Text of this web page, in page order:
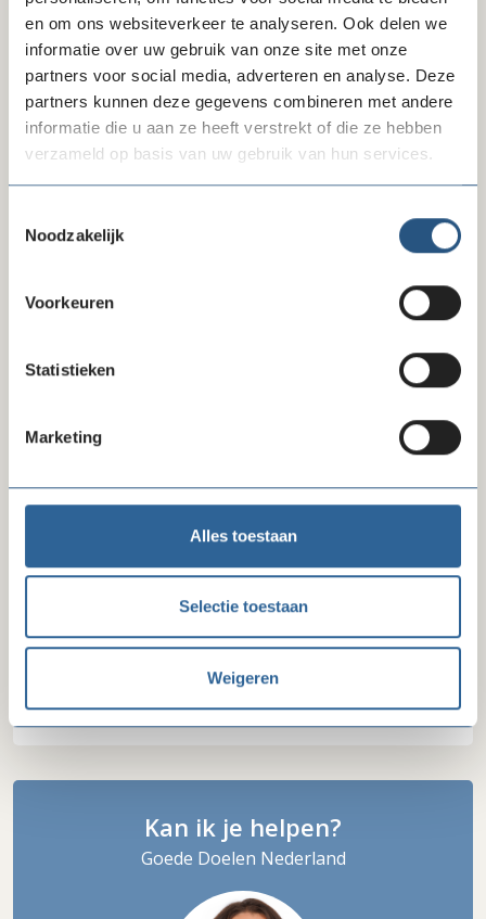
en om ons websiteverkeer te analyseren. Ook delen we
informatie over uw gebruik van onze site met onze
partners voor social media, adverteren en analyse. Deze
partners kunnen deze gegevens combineren met andere
informatie die u aan ze heeft verstrekt of die ze hebben
verzameld op basis van uw gebruik van hun services.
Noodzakelijk
Voorkeuren
Statistieken
Marketing
Alles toestaan
Selectie toestaan
Weigeren
Online periodiek schenken
lock
Contactpersoon
Thijs Link
marketing & communication advisor
Mail Thijs
Kan ik je helpen?
Goede Doelen Nederland